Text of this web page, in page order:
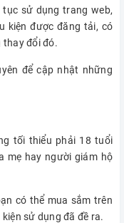
sử dụng trang web,
kiện được đăng tải, có
thay đổi đó.
để cập nhật những
tối thiểu phải 18 tuổi
mẹ hay người giám hộ
có thể mua sắm trên
sử dụng đã đề ra.